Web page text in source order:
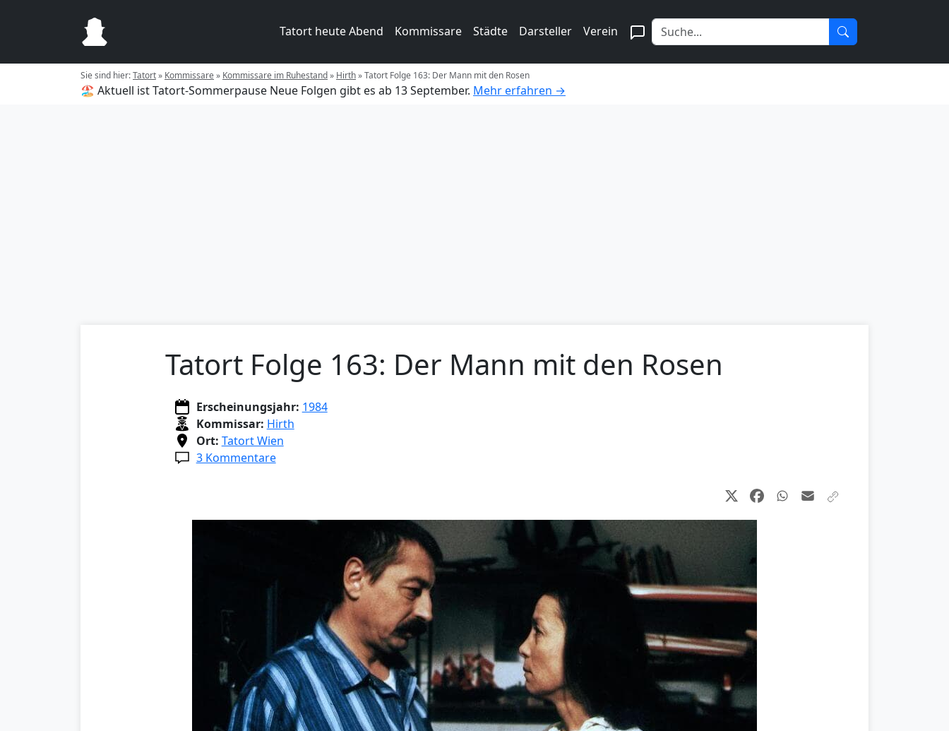
Tatort heute Abend Kommissare Städte Darsteller Verein
Sie sind hier:Tatort» Kommissare» Kommissare im Ruhestand» Hirth»Tatort Folge 163: Der Mann mit den Rosen
🏖️ Aktuell ist Tatort-Sommerpause Neue Folgen gibt es ab 13 September. Mehr erfahren →
Tatort Folge 163: Der Mann mit den Rosen
Erscheinungsjahr: 1984
Kommissar: Hirth
Ort: Tatort Wien
3 Kommentare